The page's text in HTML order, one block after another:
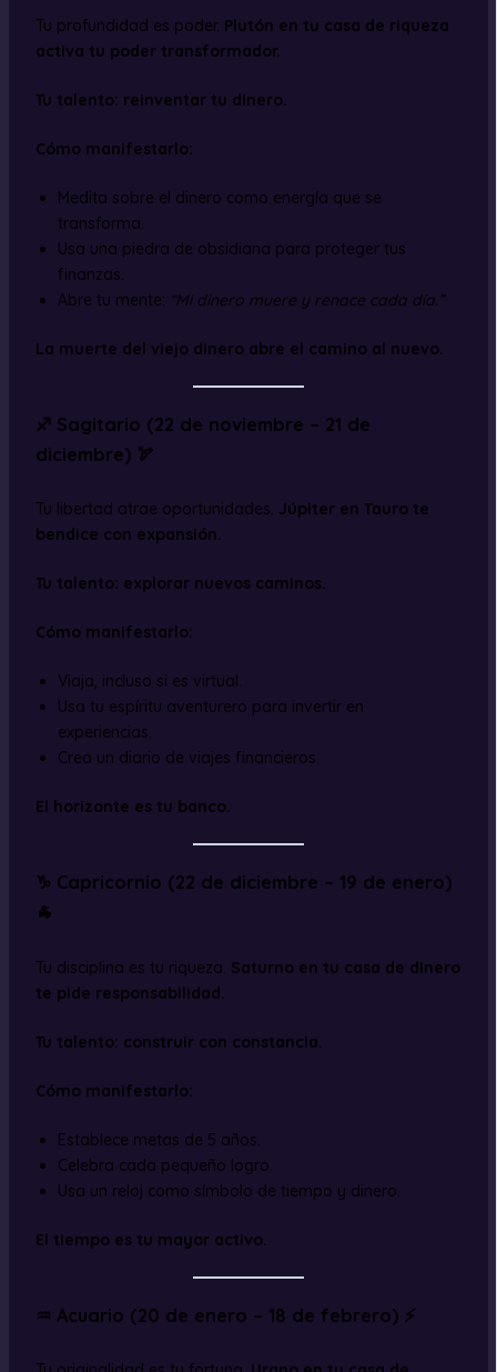
Tu profundidad es poder. Plutón en tu casa de riqueza
activa tu poder transformador.
Tu talento: reinventar tu dinero.
Cómo manifestarlo:
Medita sobre el dinero como energía que se
transforma.
Usa una piedra de obsidiana para proteger tus
finanzas.
Abre tu mente: “Mi dinero muere y renace cada día.”
La muerte del viejo dinero abre el camino al nuevo.
♐ Sagitario (22 de noviembre – 21 de
diciembre) 🏹
Tu libertad atrae oportunidades. Júpiter en Tauro te
bendice con expansión.
Tu talento: explorar nuevos caminos.
Cómo manifestarlo:
Viaja, incluso si es virtual.
Usa tu espíritu aventurero para invertir en
experiencias.
Crea un diario de viajes financieros.
El horizonte es tu banco.
♑ Capricornio (22 de diciembre – 19 de enero)
🐐
Tu disciplina es tu riqueza. Saturno en tu casa de dinero
te pide responsabilidad.
Tu talento: construir con constancia.
Cómo manifestarlo:
Establece metas de 5 años.
Celebra cada pequeño logro.
Usa un reloj como símbolo de tiempo y dinero.
El tiempo es tu mayor activo.
♒ Acuario (20 de enero – 18 de febrero) ⚡